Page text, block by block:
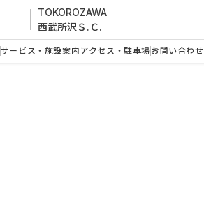
TOKOROZAWA
西武所沢Ｓ.Ｃ.
サービス・施設案内 アクセス・駐車場 お問い合わせ